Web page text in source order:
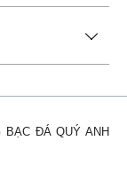
BẠC ĐÁ QUÝ ANH